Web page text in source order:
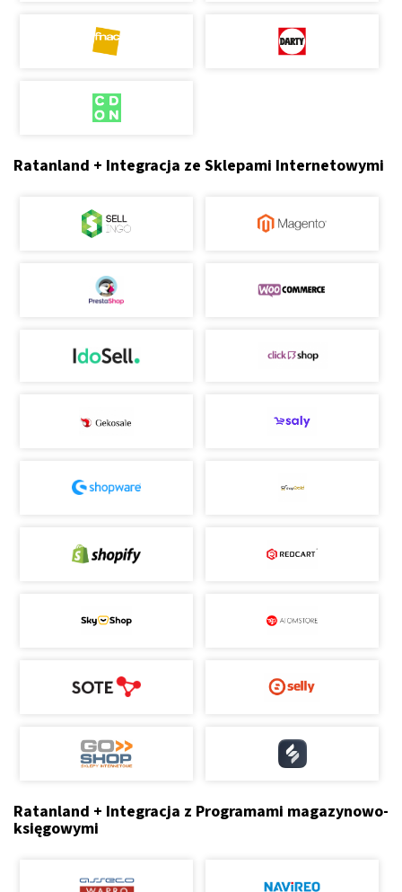
Ratanland + Integracja ze Sklepami Internetowymi
Ratanland + Integracja z Programami magazynowo-
księgowymi